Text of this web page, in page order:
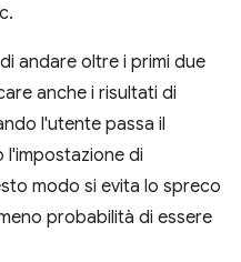
andare oltre i primi due
anche i risultati di
l'utente passa il
l'impostazione di
modo si evita lo spreco
probabilità di essere